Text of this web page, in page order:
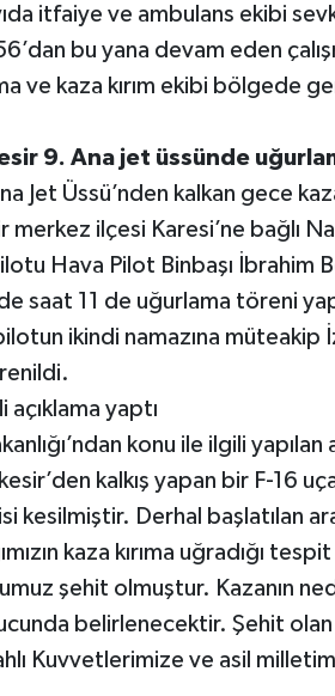
itfaiye ve ambulans ekibi
bu yana devam eden
ve kaza kırım ekibi bölgede
9. Ana jet üssünde
Jet Üssü’nden kalkan gece
merkez ilçesi Karesi’ne bağlı
Hava Pilot Binbaşı İbrahim
saat 11 de uğurlama töreni
ikindi namazına
açıklama yaptı
konu ile ilgili
kalkış yapan bir F-16
kesilmiştir. Derhal başlatılan
kaza kırıma uğradığı
şehit olmuştur. Kazanın
belirlenecektir. Şehit
Kuvvetlerimize ve asil